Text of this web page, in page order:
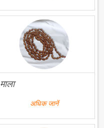
माला
अधिक जानें